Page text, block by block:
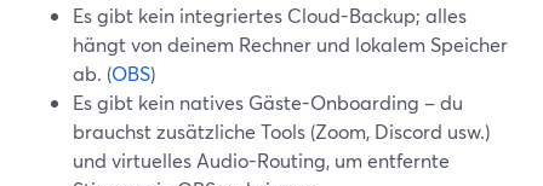
Es gibt kein integriertes Cloud-Backup; alles
hängt von deinem Rechner und lokalem Speicher
ab. (OBS)
Es gibt kein natives Gäste-Onboarding – du
brauchst zusätzliche Tools (Zoom, Discord usw.)
und virtuelles Audio-Routing, um entfernte